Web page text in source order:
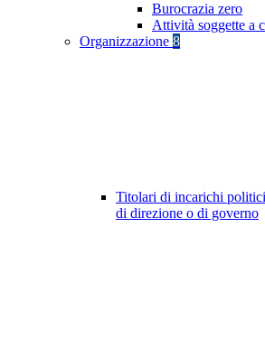
Burocrazia zero
Attività soggette a
Organizzazione 8
Titolari di incarichi
di direzione o di governo